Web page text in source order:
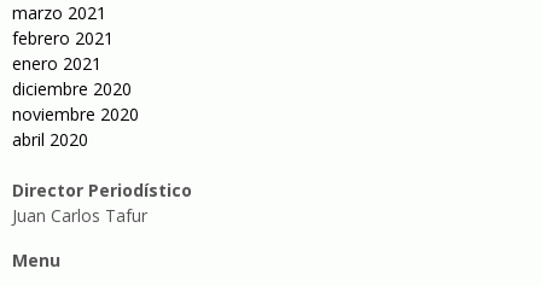
marzo 2021
febrero 2021
enero 2021
diciembre 2020
noviembre 2020
abril 2020
Director Periodístico
Juan Carlos Tafur
Menu